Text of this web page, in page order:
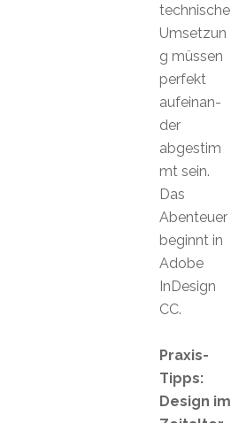
technische
Umsetzun
g müssen
perfekt
aufeinan-
der
abgestim
mt sein.
Das
Abenteuer
beginnt in
Adobe
InDesign
CC.
Praxis-
Tipps:
Design im